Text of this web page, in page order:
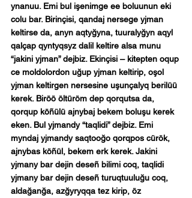
ynanuu. Emi bul işenimge ee boluunun eki
colu bar. Birinçisi, qandaj nersege yjman
keltirse da, anyn aqtyğyna, tuuralyğyn aqyl
qalçap qyntyqsyz dalil keltire alsa munu
“jakini yjman” dejbiz. Ekinçisi – kitepten oqup
ce moldolordon uğup yjman keltirip, oşol
yjman keltirgen nersesine uşunçalyq berilüü
kerek. Biröö öltüröm dep qorqutsa da,
qorqup köñülü ajnybaj bekem boluşu kerek
eken. Bul yjmandy “taqlidi” dejbiz. Emi
myndaj yjmandy saqtooğo qorqpos cürök,
ajnybas köñül, bekem erk kerek. Jakini
yjmany bar dejin deseñ bilimi coq, taqlidi
yjmany bar dejin deseñ turuqtuuluğu coq,
aldağanğa, azğyryqqa tez kirip, öz